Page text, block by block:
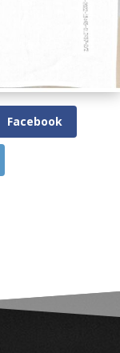
Facebook